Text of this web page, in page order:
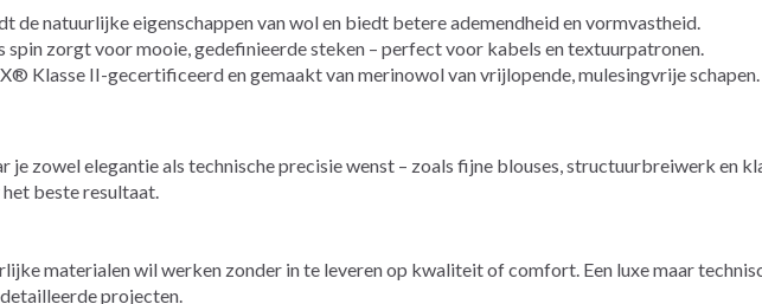
de natuurlijke eigenschappen van wol en biedt betere ademendheid en vormvastheid.
spin zorgt voor mooie, gedefinieerde steken – perfect voor kabels en textuurpatronen.
Klasse II-gecertificeerd en gemaakt van merinowol van vrijlopende, mulesingvrije schapen.
zowel elegantie als technische precisie wenst – zoals fijne blouses, structuurbreiwerk en
beste resultaat.
materialen wil werken zonder in te leveren op kwaliteit of comfort. Een luxe maar
projecten.